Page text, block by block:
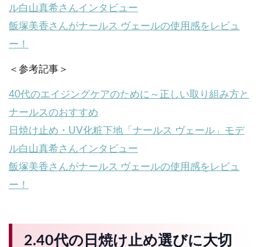
ル白山真希さんインタビュー
飯塚美香さんがナールス ヴェールの使用感をレビュ
ー！
＜参考記事＞
40代のエイジングケアのために～正しい取り組み方と
ナールスのおすすめ
日焼け止め・UV化粧下地「ナールス ヴェール」モデ
ル白山真希さんインタビュー
飯塚美香さんがナールス ヴェールの使用感をレビュ
ー！
2.40代の日焼け止め選びに大切